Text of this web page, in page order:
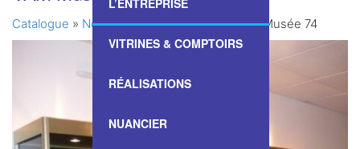
L’ENTREPRISE
VITRINES & COMPTOIRS
RÉALISATIONS
NUANCIER
Catalogue » Nos Vitrines & Comptoirs»VAM Musée 74